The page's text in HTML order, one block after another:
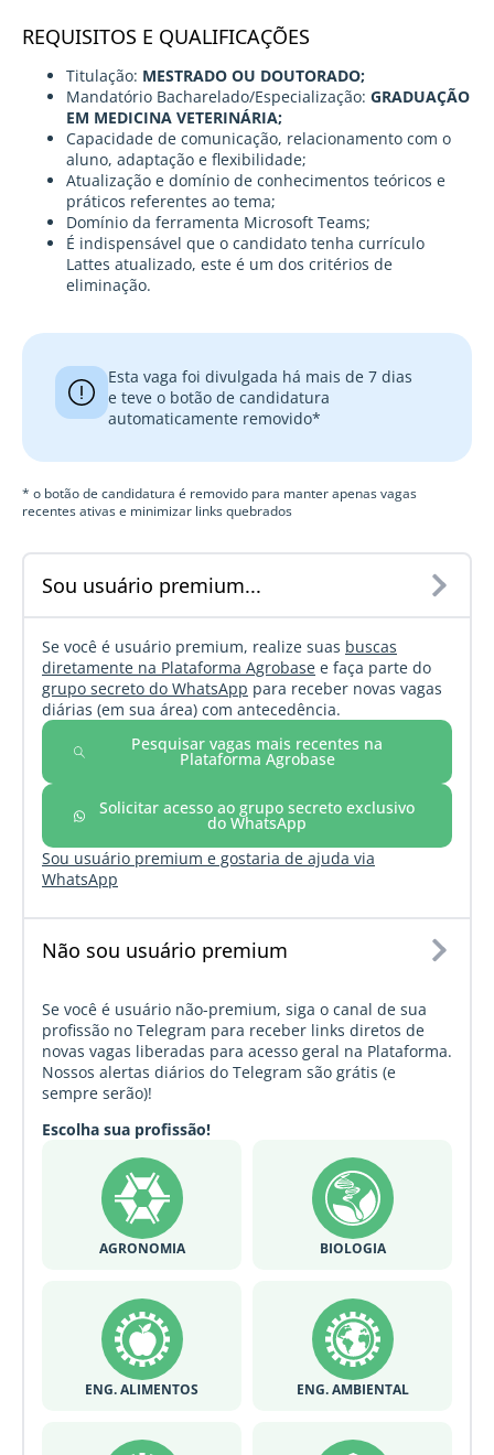
REQUISITOS E QUALIFICAÇÕES
Titulação: MESTRADO OU DOUTORADO;
Mandatório Bacharelado/Especialização: GRADUAÇÃO
EM MEDICINA VETERINÁRIA;
Capacidade de comunicação, relacionamento com o
aluno, adaptação e flexibilidade;
Atualização e domínio de conhecimentos teóricos e
práticos referentes ao tema;
Domínio da ferramenta Microsoft Teams;
É indispensável que o candidato tenha currículo
Lattes atualizado, este é um dos critérios de
eliminação.
Esta vaga foi divulgada há mais de 7 dias
e teve o botão de candidatura
automaticamente removido*
* o botão de candidatura é removido para manter apenas vagas
recentes ativas e minimizar links quebrados
Sou usuário premium...
Se você é usuário premium, realize suas buscas
diretamente na Plataforma Agrobase e faça parte do
grupo secreto do WhatsApp para receber novas vagas
diárias (em sua área) com antecedência.
Pesquisar vagas mais recentes na
Plataforma Agrobase
Solicitar acesso ao grupo secreto exclusivo
do WhatsApp
Sou usuário premium e gostaria de ajuda via
WhatsApp
Não sou usuário premium
Se você é usuário não-premium, siga o canal de sua
profissão no Telegram para receber links diretos de
novas vagas liberadas para acesso geral na Plataforma.
Nossos alertas diários do Telegram são grátis (e
sempre serão)!
Escolha sua profissão!
AGRONOMIA BIOLOGIA
ENG. ALIMENTOS ENG. AMBIENTAL